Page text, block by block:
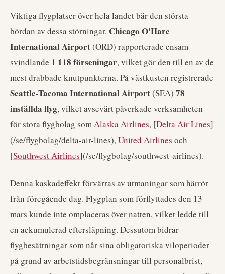
Viktiga flygplatser över hela landet bär den största
bördan av dessa störningar. Chicago O'Hare
International Airport(ORD) rapporterade ensam
svindlande 1 118 förseningar, vilket gör den till en av de
mest drabbade knutpunkterna. På västkusten registrerade
Seattle-Tacoma International Airport(SEA) 78
inställda flyg, vilket avsevärt påverkade verksamheten
för stora flygbolag somAlaska Airlines, [Delta Air Lines]
(/se/flygbolag/delta-air-lines),United Airlines och
[Southwest Airlines](/se/flygbolag/southwest-airlines).
Denna kaskadeffekt förvärras av utmaningar som härrör
från föregående dag. Flygplan som förflyttades den 13
mars kunde inte omplaceras över natten, vilket ledde till
en ackumulerad eftersläpning. Dessutom bidrar
flygbesättningar som når sina obligatoriska viloperioder
på grund av arbetstidsbegränsningar till personalbrist,